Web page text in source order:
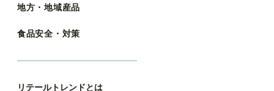
地方・地域産品
食品安全・対策
リテールトレンドとは